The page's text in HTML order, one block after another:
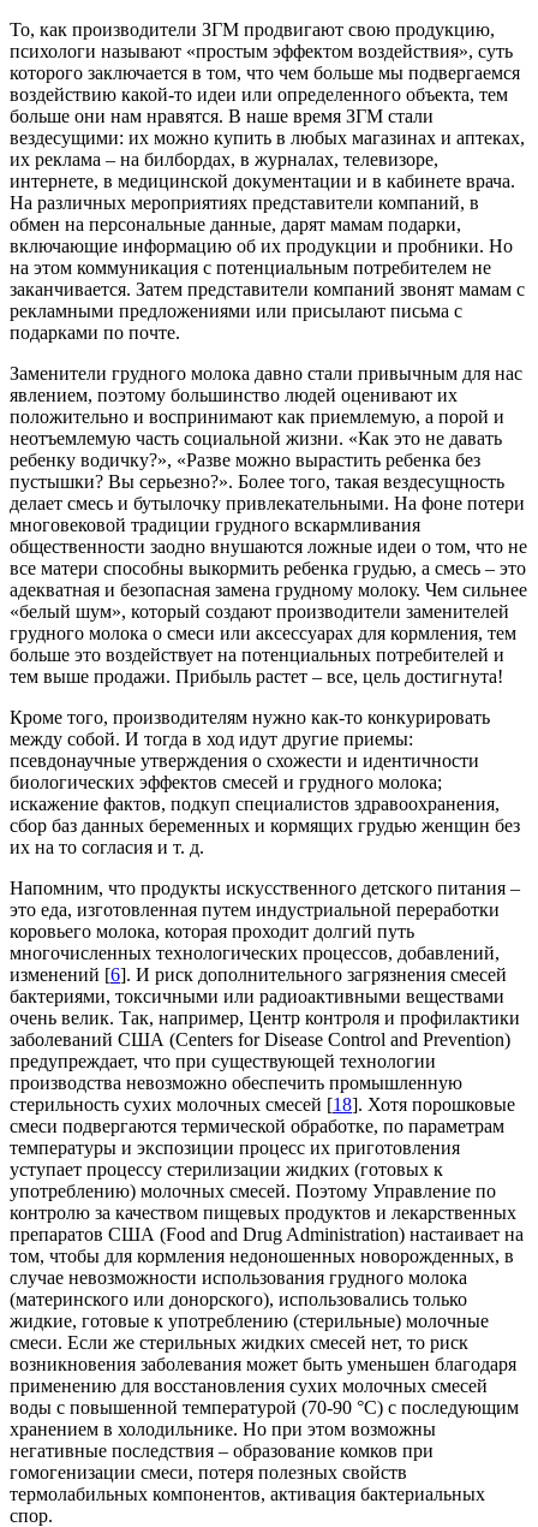
То, как производители ЗГМ продвигают свою продукцию,
психологи называют «простым эффектом воздействия», суть
которого заключается в том, что чем больше мы подвергаемся
воздействию какой-то идеи или определенного объекта, тем
больше они нам нравятся. В наше время ЗГМ стали
вездесущими: их можно купить в любых магазинах и аптеках,
их реклама – на билбордах, в журналах, телевизоре,
интернете, в медицинской документации и в кабинете врача.
На различных мероприятиях представители компаний, в
обмен на персональные данные, дарят мамам подарки,
включающие информацию об их продукции и пробники. Но
на этом коммуникация с потенциальным потребителем не
заканчивается. Затем представители компаний звонят мамам с
рекламными предложениями или присылают письма с
подарками по почте.
Заменители грудного молока давно стали привычным для нас
явлением, поэтому большинство людей оценивают их
положительно и воспринимают как приемлемую, а порой и
неотъемлемую часть социальной жизни. «Как это не давать
ребенку водичку?», «Разве можно вырастить ребенка без
пустышки? Вы серьезно?». Более того, такая вездесущность
делает смесь и бутылочку привлекательными. На фоне потери
многовековой традиции грудного вскармливания
общественности заодно внушаются ложные идеи о том, что не
все матери способны выкормить ребенка грудью, а смесь – это
адекватная и безопасная замена грудному молоку. Чем сильнее
«белый шум», который создают производители заменителей
грудного молока о смеси или аксессуарах для кормления, тем
больше это воздействует на потенциальных потребителей и
тем выше продажи. Прибыль растет – все, цель достигнута!
Кроме того, производителям нужно как-то конкурировать
между собой. И тогда в ход идут другие приемы:
псевдонаучные утверждения о схожести и идентичности
биологических эффектов смесей и грудного молока;
искажение фактов, подкуп специалистов здравоохранения,
сбор баз данных беременных и кормящих грудью женщин без
их на то согласия и т. д.
Напомним, что продукты искусственного детского питания –
это еда, изготовленная путем индустриальной переработки
коровьего молока, которая проходит долгий путь
многочисленных технологических процессов, добавлений,
изменений [6]. И риск дополнительного загрязнения смесей
бактериями, токсичными или радиоактивными веществами
очень велик. Так, например, Центр конт­роля и профилактики
заболеваний США (Centers for Disease Control and Prevention)
предупреждает, что при существующей технологии
производства невозможно обеспечить промышленную
стерильность сухих молочных смесей [18]. Хотя порошковые
смеси подвергаются термической обработке, по параметрам
температуры и экспозиции процесс их приготовления
уступает процессу стерилизации жидких (готовых к
употреблению) молочных смесей. Поэтому Управление по
контролю за качеством пищевых продуктов и лекарственных
препаратов США (Food and Drug Administration) настаивает на
том, чтобы для кормления недоношенных новорожденных, в
случае невозможности использования грудного молока
(материнского или донорского), использовались только
жидкие, готовые к употреблению (стерильные) молочные
смеси. Если же стерильных жидких смесей нет, то риск
возникновения заболевания может быть уменьшен благодаря
применению для восстановления сухих молочных смесей
воды с повышенной температурой (70-90 °C) с последующим
хранением в холодильнике. Но при этом возможны
негативные последствия – образование комков при
гомогенизации смеси, потеря полезных свойств
термолабильных компонентов, активация бактериальных
спор.